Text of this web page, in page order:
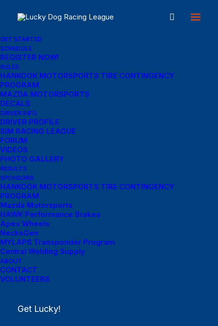
GET STARTED
SCHEDULE
REGISTER NOW!
RULES
HANKOOK MOTORSPORTS TIRE CONTINGENCY
PROGRAM
MAZDA MOTORSPORTS
DECALS
DRIVER INFO
DRIVER PROFILE
SIM RACING LEAGUE
FORUM
VIDEOS
PHOTO GALLERY
RESULTS
SPONSORS
HANKOOK MOTORSPORTS TIRE CONTINGENCY
PROGRAM
Mazda Motorsports
HAWK Performance Brakes
Apex Wheels
NecksGen
MYLAPS Transponder Program
Central Welding Supply
ABOUT
CONTACT
VOLUNTEERS
Get Lucky!
InBlog